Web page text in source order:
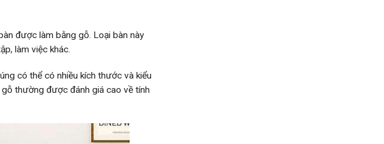
được làm bằng gỗ. Loại bàn này
làm việc khác.
có thể có nhiều kích thước và kiểu
thường được đánh giá cao về tính